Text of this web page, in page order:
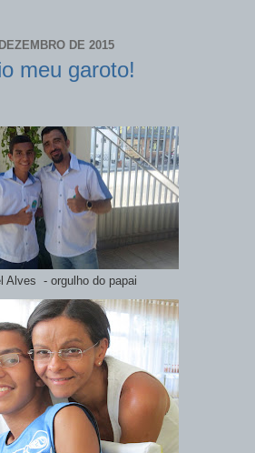
DE 2015
meu garoto!
Alves - orgulho do papai